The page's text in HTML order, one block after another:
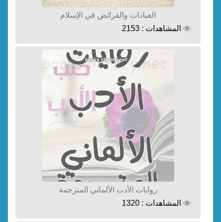
العبادات والفرائض في الإسلام
المشاهدات : 2153
روايات الأدب الألماني المترجمة
المشاهدات : 1320